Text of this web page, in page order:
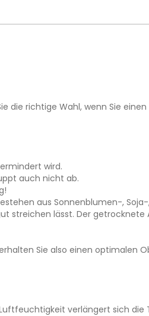
die richtige Wahl, wenn Sie
wird.
auch nicht ab.
aus Sonnenblumen-, Soja-
streichen lässt. Der getrocknete
Sie also einen optimalen
verlängert sich die